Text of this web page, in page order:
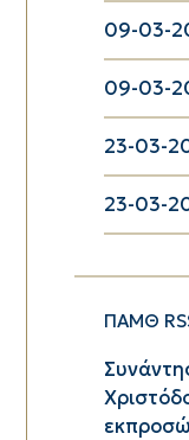
09-03-
09-03-
23-03-
23-03-
ΠΑΜΘ